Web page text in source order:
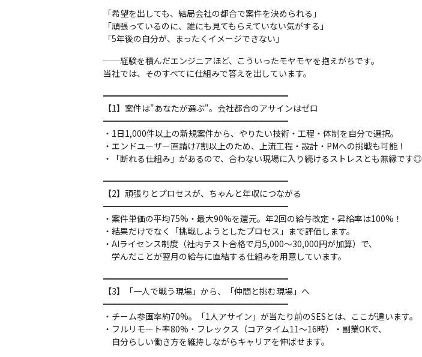
「希望を出しても、結局会社の都合で案件を決められる」
「頑張っているのに、誰にも見てもらえていない気がする」
「5年後の自分が、まったくイメージできない」
──経験を積んだエンジニアほど、こういったモヤモヤを抱えがちです。
当社では、そのすべてに仕組みで答えを出しています。
━━━━━━━━━━━━━━━━━━━━━━
【1】案件は"あなたが選ぶ"。会社都合のアサインはゼロ
━━━━━━━━━━━━━━━━━━━━━━
・1日1,000件以上の新規案件から、やりたい技術・工程・体制を自分で選択。
・エンドユーザー直請け7割以上のため、上流工程・設計・PMへの挑戦も可能！
・「断れる仕組み」があるので、合わない現場に入り続けるストレスとも無縁です◎
━━━━━━━━━━━━━━━━━━━━━━
【2】頑張りとプロセスが、ちゃんと年収につながる
━━━━━━━━━━━━━━━━━━━━━━
・案件単価の平均75%・最大90%を還元。年2回の給与改定・昇給率は100%！
・結果だけでなく「挑戦しようとしたプロセス」まで評価します。
・AIライセンス制度（社内テスト合格で月5,000〜30,000円が加算）で、
学んだことが翌月の給与に直結する仕組みを用意しています。
━━━━━━━━━━━━━━━━━━━━━━
【3】「一人で戦う現場」から、「仲間と挑む現場」へ
━━━━━━━━━━━━━━━━━━━━━━
・チーム参画率約70%。「1人アサイン」が当たり前のSESとは、ここが違います。
・フルリモート率80%・フレックス（コアタイム11〜16時）・副業OKで、
自分らしい働き方を維持しながらキャリアを伸ばせます。